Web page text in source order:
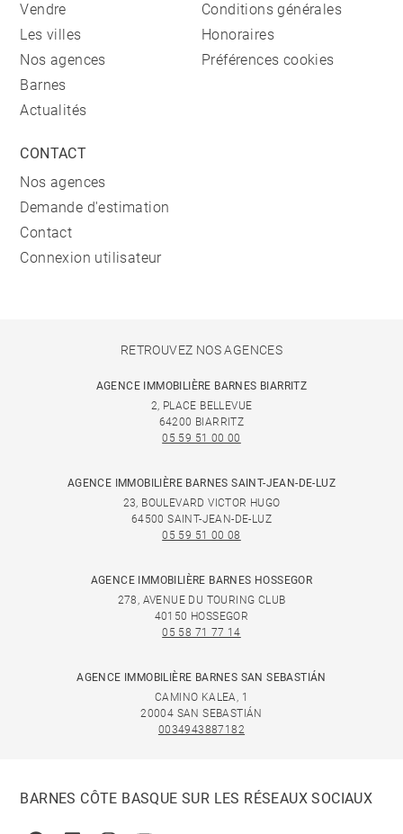
Vendre
Les villes
Nos agences
Barnes
Actualités
Conditions générales
Honoraires
Préférences cookies
CONTACT
Nos agences
Demande d'estimation
Contact
Connexion utilisateur
RETROUVEZ NOS AGENCES
AGENCE IMMOBILIÈRE BARNES BIARRITZ
2, PLACE BELLEVUE
64200 BIARRITZ
05 59 51 00 00
AGENCE IMMOBILIÈRE BARNES SAINT-JEAN-DE-LUZ
23, BOULEVARD VICTOR HUGO
64500 SAINT-JEAN-DE-LUZ
05 59 51 00 08
AGENCE IMMOBILIÈRE BARNES HOSSEGOR
278, AVENUE DU TOURING CLUB
40150 HOSSEGOR
05 58 71 77 14
AGENCE IMMOBILIÈRE BARNES SAN SEBASTIÁN
CAMINO KALEA, 1
20004 SAN SEBASTIÁN
0034943887182
BARNES CÔTE BASQUE SUR LES RÉSEAUX SOCIAUX